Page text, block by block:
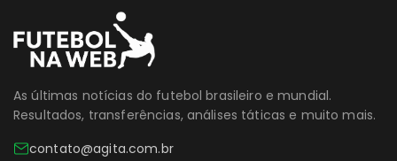
As últimas notícias do futebol brasileiro e mundial.
Resultados, transferências, análises táticas e muito mais.
contato@agita.com.br